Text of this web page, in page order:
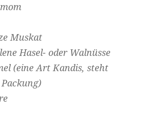
Muskat
Hasel- oder Walnüsse
(eine Art Kandis, steht